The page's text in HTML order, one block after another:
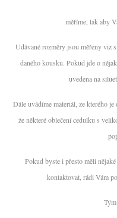
měříme, tak aby
Udávané rozměry jsou měřeny viz
daného kousku. Pokud jde o
uvedena na
Dále uvádíme materiál, ze kterého
že některé oblečení cedulku s
Pokud byste i přesto měli
kontaktovat, rádi Vám